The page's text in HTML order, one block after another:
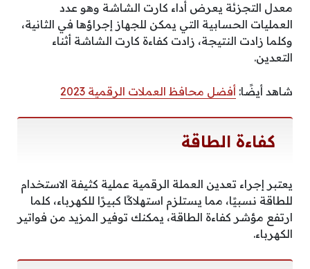
معدل التجزئة يعرض أداء كارت الشاشة وهو عدد
العمليات الحسابية التي يمكن للجهاز إجراؤها في الثانية،
وكلما زادت النتيجة، زادت كفاءة كارت الشاشة أثناء
التعدين.
شاهد أيضًا: أفضل محافظ العملات الرقمية 2023
كفاءة الطاقة
يعتبر إجراء تعدين العملة الرقمية عملية كثيفة الاستخدام
للطاقة نسبيًا، مما يستلزم استهلاكًا كبيرًا للكهرباء، كلما
ارتفع مؤشر كفاءة الطاقة، يمكنك توفير المزيد من فواتير
الكهرباء.